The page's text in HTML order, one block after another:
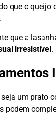
que o queijo
que a
irresistível.
um prato
podem